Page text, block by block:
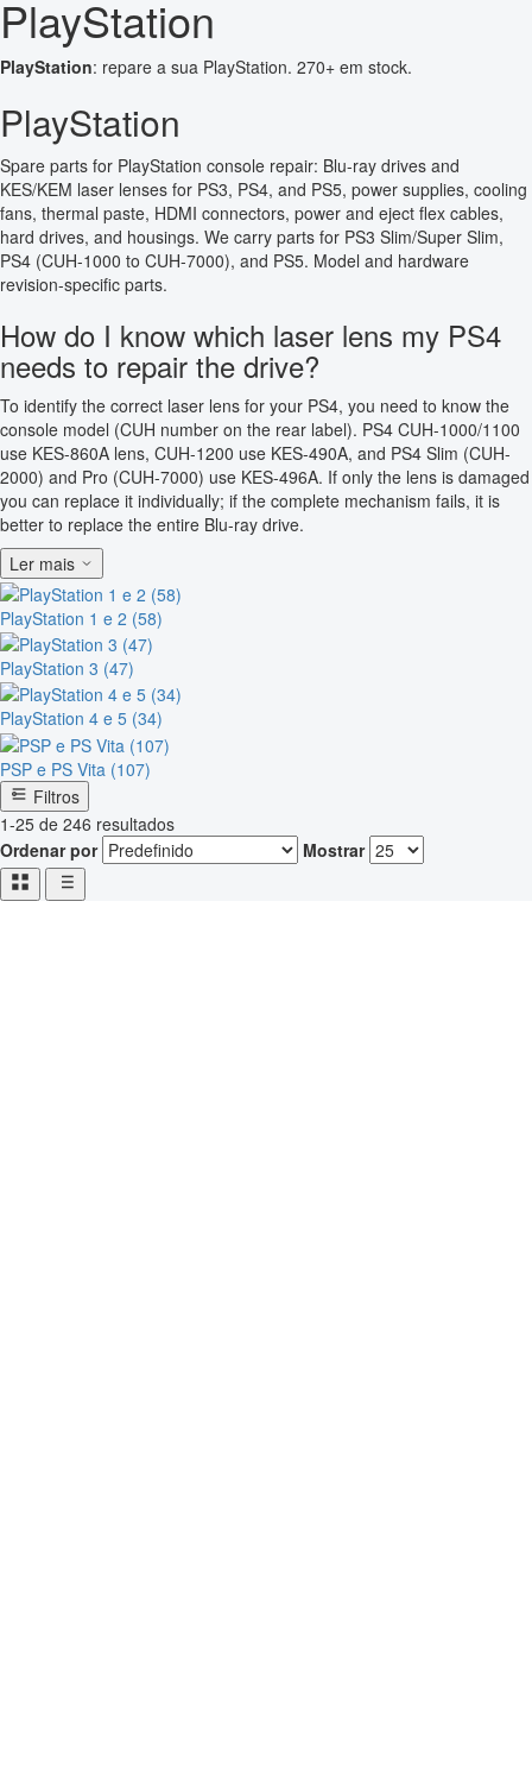
PlayStation
PlayStation: repare a sua PlayStation. 270+ em stock.
PlayStation
Spare parts for PlayStation console repair: Blu-ray drives and
KES/KEM laser lenses for PS3, PS4, and PS5, power supplies, cooling
fans, thermal paste, HDMI connectors, power and eject flex cables,
hard drives, and housings. We carry parts for PS3 Slim/Super Slim,
PS4 (CUH-1000 to CUH-7000), and PS5. Model and hardware
revision-specific parts.
How do I know which laser lens my PS4
needs to repair the drive?
To identify the correct laser lens for your PS4, you need to know the
console model (CUH number on the rear label). PS4 CUH-1000/1100
use KES-860A lens, CUH-1200 use KES-490A, and PS4 Slim (CUH-
2000) and Pro (CUH-7000) use KES-496A. If only the lens is damaged
you can replace it individually; if the complete mechanism fails, it is
better to replace the entire Blu-ray drive.
Ler mais
PlayStation 1 e 2 (58)
PlayStation 3 (47)
PlayStation 4 e 5 (34)
PSP e PS Vita (107)
Filtros
1-25 de 246 resultados
Ordenar por
Mostrar